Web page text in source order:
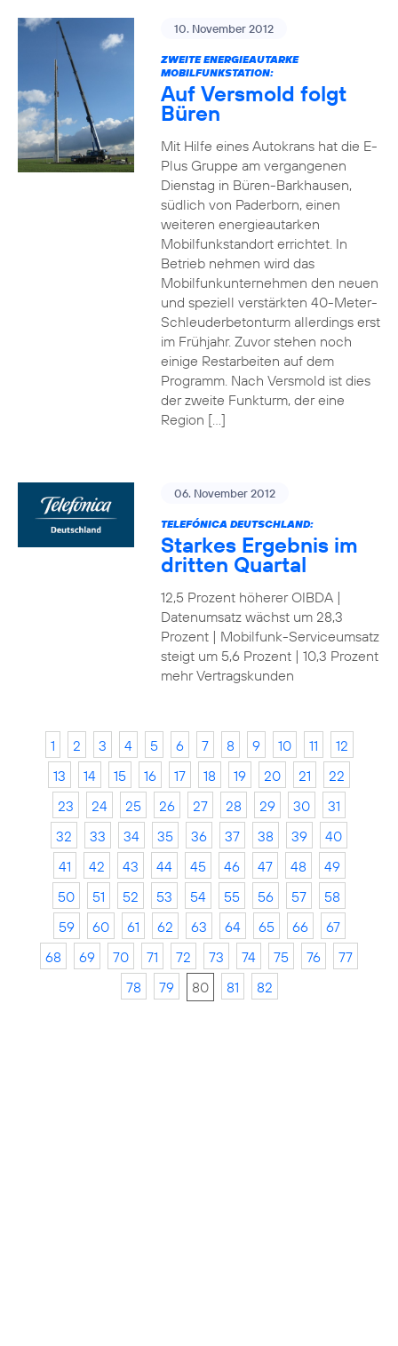
10. November 2012
ZWEITE ENERGIEAUTARKE
MOBILFUNKSTATION:
Auf Versmold folgt
Büren
Mit Hilfe eines Autokrans hat die E-
Plus Gruppe am vergangenen
Dienstag in Büren-Barkhausen,
südlich von Paderborn, einen
weiteren energieautarken
Mobilfunkstandort errichtet. In
Betrieb nehmen wird das
Mobilfunkunternehmen den neuen
und speziell verstärkten 40-Meter-
Schleuderbetonturm allerdings erst
im Frühjahr. Zuvor stehen noch
einige Restarbeiten auf dem
Programm. Nach Versmold ist dies
der zweite Funkturm, der eine
Region […]
06. November 2012
TELEFÓNICA DEUTSCHLAND:
Starkes Ergebnis im
dritten Quartal
12,5 Prozent höherer OIBDA |
Datenumsatz wächst um 28,3
Prozent | Mobilfunk-Serviceumsatz
steigt um 5,6 Prozent | 10,3 Prozent
mehr Vertragskunden
1 2 3 4 5 6 7 8 9 10 11
12
13
14 15 16 17 18 19 20 21
22
23
24 25 26 27 28 29 30
31
32
33 34 35 36 37 38 39
40
41
42 43 44 45 46 47 48
49
50
51 52 53 54 55 56 57
58
59
60 61 62 63 64 65 66
67
68
69 70 71 72 73 74 75 76
77
78
79 80 81 82